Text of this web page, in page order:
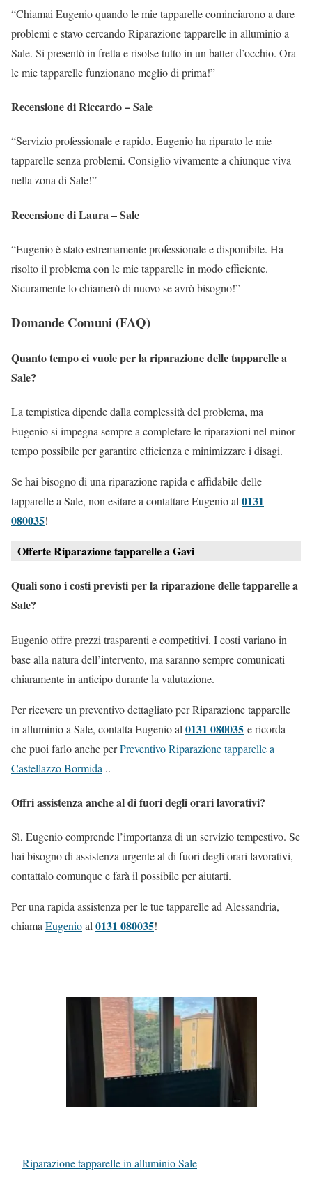
“Chiamai Eugenio quando le mie tapparelle cominciarono a dare
problemi e stavo cercando Riparazione tapparelle in alluminio a
Sale. Si presentò in fretta e risolse tutto in un batter d’occhio. Ora
le mie tapparelle funzionano meglio di prima!”
Recensione di Riccardo – Sale
“Servizio professionale e rapido. Eugenio ha riparato le mie
tapparelle senza problemi. Consiglio vivamente a chiunque viva
nella zona di Sale!”
Recensione di Laura – Sale
“Eugenio è stato estremamente professionale e disponibile. Ha
risolto il problema con le mie tapparelle in modo efficiente.
Sicuramente lo chiamerò di nuovo se avrò bisogno!”
Domande Comuni (FAQ)
Quanto tempo ci vuole per la riparazione delle tapparelle a
Sale?
La tempistica dipende dalla complessità del problema, ma
Eugenio si impegna sempre a completare le riparazioni nel minor
tempo possibile per garantire efficienza e minimizzare i disagi.
Se hai bisogno di una riparazione rapida e affidabile delle
tapparelle a Sale, non esitare a contattare Eugenio al0131
080035!
Offerte Riparazione tapparelle a Gavi
Quali sono i costi previsti per la riparazione delle tapparelle a
Sale?
Eugenio offre prezzi trasparenti e competitivi. I costi variano in
base alla natura dell’intervento, ma saranno sempre comunicati
chiaramente in anticipo durante la valutazione.
Per ricevere un preventivo dettagliato per Riparazione tapparelle
in alluminio a Sale, contatta Eugenio al 0131 080035 e ricorda
che puoi farlo anche perPreventivo Riparazione tapparelle a
Castellazzo Bormida ..
Offri assistenza anche al di fuori degli orari lavorativi?
Sì, Eugenio comprende l’importanza di un servizio tempestivo. Se
hai bisogno di assistenza urgente al di fuori degli orari lavorativi,
contattalo comunque e farà il possibile per aiutarti.
Per una rapida assistenza per le tue tapparelle ad Alessandria,
chiamaEugenioal0131 080035!
Riparazione tapparelle in alluminio Sale